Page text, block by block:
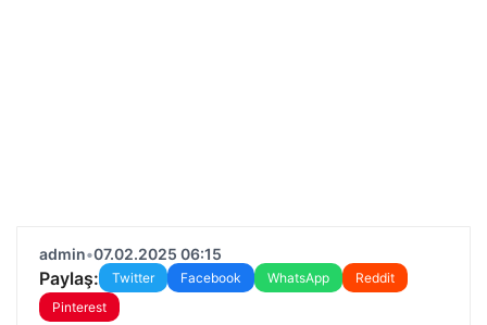
admin•07.02.2025 06:15
Paylaş: Twitter Facebook WhatsApp
Reddit
Pinterest